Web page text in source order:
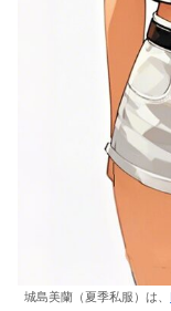
城島美蘭（夏季私服）は、